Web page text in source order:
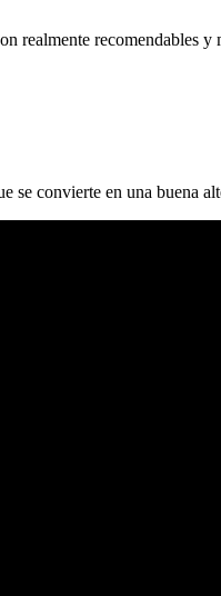
recomendables
convierte en una buena